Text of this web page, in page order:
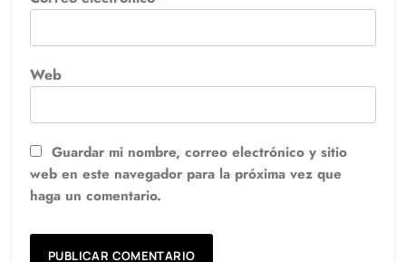
Web
Guardar mi nombre, correo electrónico y sitio
web en este navegador para la próxima vez que
haga un comentario.